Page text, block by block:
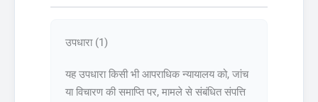
उपधारा (1)
यह उपधारा किसी भी आपराधिक न्यायालय को, जांच
या विचारण की समाप्ति पर, मामले से संबंधित संपत्ति